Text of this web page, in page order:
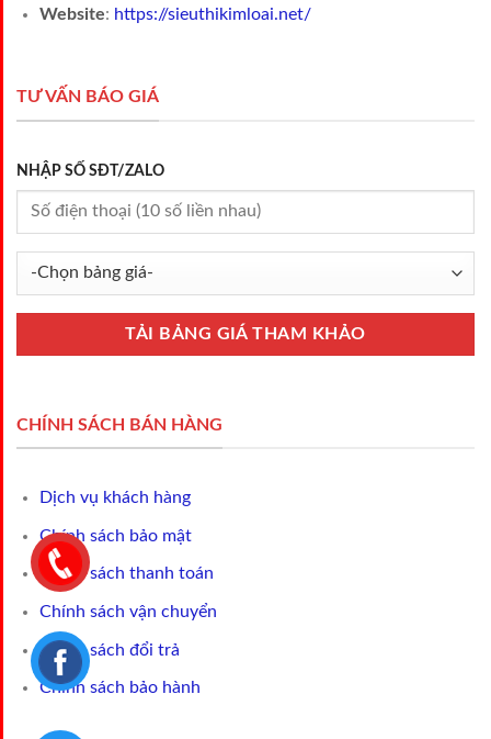
Website: https://sieuthikimloai.net/
TƯ VẤN BÁO GIÁ
NHẬP SỐ SĐT/ZALO
CHÍNH SÁCH BÁN HÀNG
Dịch vụ khách hàng
Chính sách bảo mật
Chính sách thanh toán
Chính sách vận chuyển
Chính sách đổi trả
Chính sách bảo hành